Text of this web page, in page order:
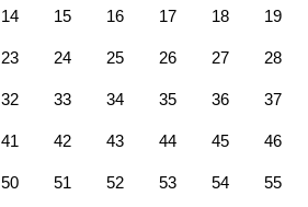
14 15 16 17 18 19
23 24 25 26 27 28
32 33 34 35 36 37
41 42 43 44 45 46
50 51 52 53 54 55